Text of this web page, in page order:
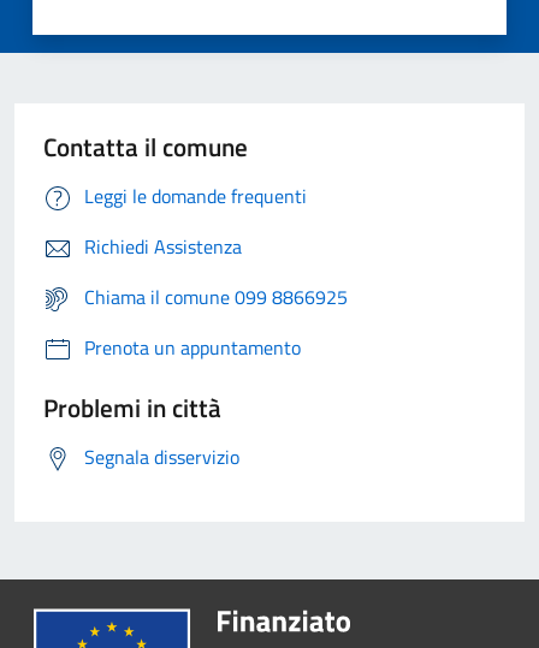
Contatta il comune
Leggi le domande frequenti
Richiedi Assistenza
Chiama il comune 099 8866925
Prenota un appuntamento
Problemi in città
Segnala disservizio